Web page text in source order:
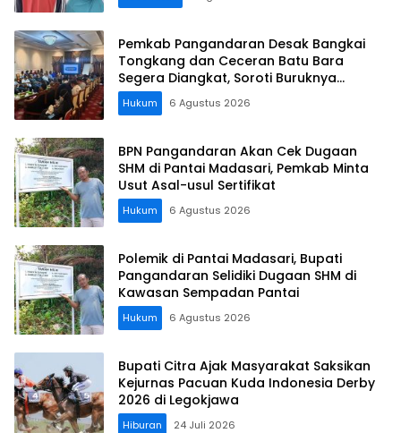
Pemkab Pangandaran Desak Bangkai
Tongkang dan Ceceran Batu Bara
Segera Diangkat, Soroti Buruknya
Koordinasi Perusahaan
Hukum 6 Agustus 2026
BPN Pangandaran Akan Cek Dugaan
SHM di Pantai Madasari, Pemkab Minta
Usut Asal-usul Sertifikat
Hukum 6 Agustus 2026
Polemik di Pantai Madasari, Bupati
Pangandaran Selidiki Dugaan SHM di
Kawasan Sempadan Pantai
Hukum 6 Agustus 2026
Bupati Citra Ajak Masyarakat Saksikan
Kejurnas Pacuan Kuda Indonesia Derby
2026 di Legokjawa
Hiburan 24 Juli 2026